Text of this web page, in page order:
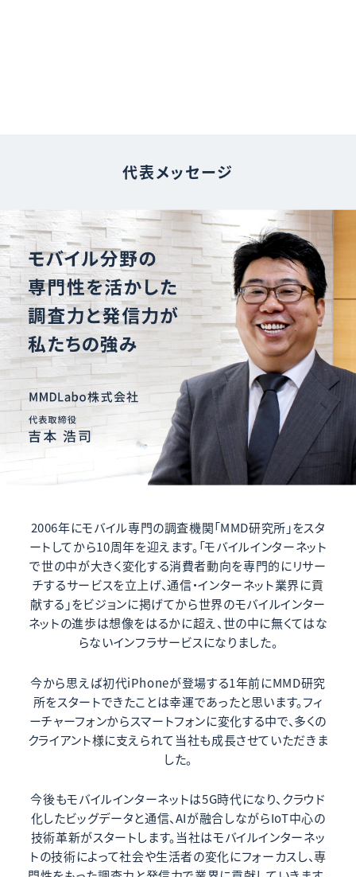
代表メッセージ
2006年にモバイル専門の調査機関「MMD研究所」をスタ
ートしてから10周年を迎えます。「モバイルインターネット
で世の中が大きく変化する消費者動向を専門的にリサー
チするサービスを立上げ、通信・インターネット業界に貢
献する」をビジョンに掲げてから世界のモバイルインター
ネットの進歩は想像をはるかに超え、世の中に無くてはな
らないインフラサービスになりました。
今から思えば初代iPhoneが登場する1年前にMMD研究
所をスタートできたことは幸運であったと思います。フィ
ーチャーフォンからスマートフォンに変化する中で、多くの
クライアント様に支えられて当社も成長させていただきま
した。
今後もモバイルインターネットは5G時代になり、クラウド
化したビッグデータと通信、AIが融合しながらIoT中心の
技術革新がスタートします。当社はモバイルインターネッ
トの技術によって社会や生活者の変化にフォーカスし、専